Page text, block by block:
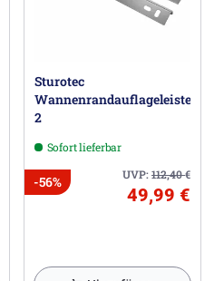
Sturotec
Wannenrandauflageleisten
2
Sofort lieferbar
UVP:112,40€
-56%
49,99 €